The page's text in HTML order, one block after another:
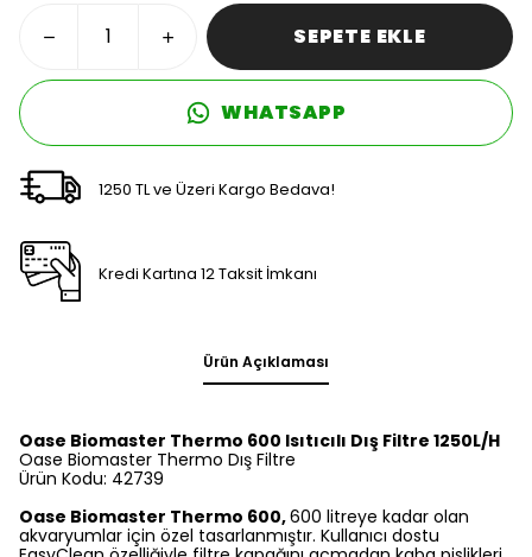
SEPETE EKLE
WHATSAPP
1250 TL ve Üzeri Kargo Bedava!
Kredi Kartına 12 Taksit İmkanı
Ürün Açıklaması
Oase Biomaster Thermo 600 Isıtıcılı Dış Filtre 1250L/H
Oase Biomaster Thermo Dış Filtre
Ürün Kodu: 42739
Oase Biomaster Thermo 600,600 litreye kadar olan
akvaryumlar için özel tasarlanmıştır. Kullanıcı dostu